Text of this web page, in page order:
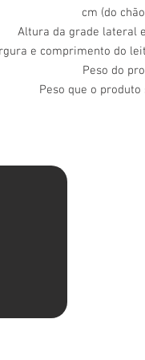
cm (do
Altura da grade lateral
e comprimento do
Peso do
Peso que o